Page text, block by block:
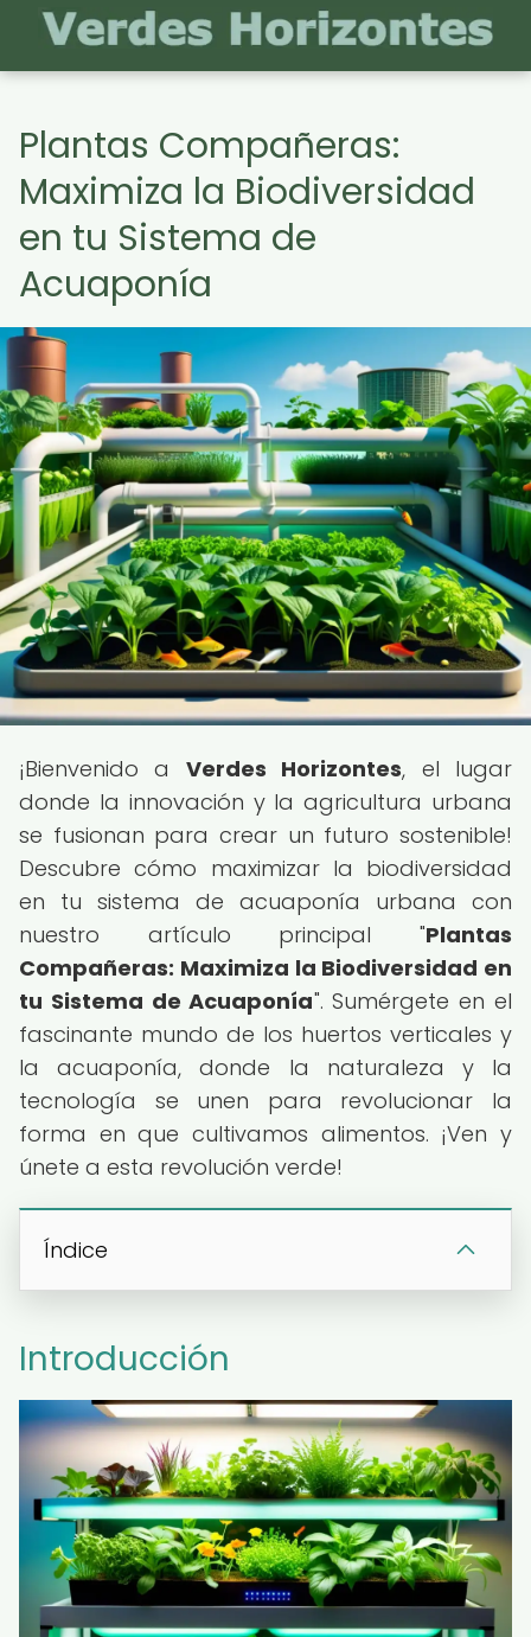
Plantas Compañeras:
Maximiza la Biodiversidad
en tu Sistema de
Acuaponía
¡Bienvenido a Verdes Horizontes, el lugar
donde la innovación y la agricultura urbana
se fusionan para crear un futuro sostenible!
Descubre cómo maximizar la biodiversidad
en tu sistema de acuaponía urbana con
nuestro artículo principal "Plantas
Compañeras: Maximiza la Biodiversidad en
tu Sistema de Acuaponía". Sumérgete en el
fascinante mundo de los huertos verticales y
la acuaponía, donde la naturaleza y la
tecnología se unen para revolucionar la
forma en que cultivamos alimentos. ¡Ven y
únete a esta revolución verde!
Índice
Introducción